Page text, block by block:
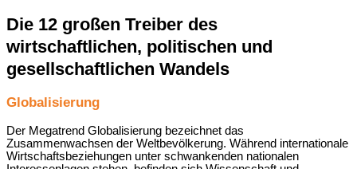
Die 12 großen Treiber des
wirtschaftlichen, politischen und
gesellschaftlichen Wandels
Globalisierung
Der Megatrend Globalisierung bezeichnet das
Zusammenwachsen der Weltbevölkerung. Während internationale
Wirtschaftsbeziehungen unter schwankenden nationalen